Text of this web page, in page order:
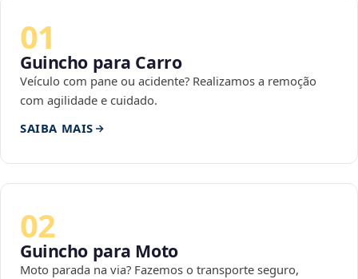
01
Guincho para Carro
Veículo com pane ou acidente? Realizamos a remoção
com agilidade e cuidado.
SAIBA MAIS
02
Guincho para Moto
Moto parada na via? Fazemos o transporte seguro,